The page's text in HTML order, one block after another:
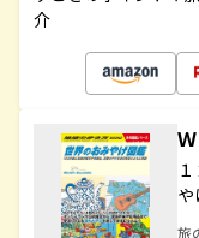
介
旅